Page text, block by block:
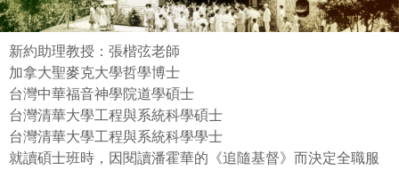
新約助理教授：張楷弦老師
加拿大聖麥克大學哲學博士
台灣中華福音神學院道學碩士
台灣清華大學工程與系統科學碩士
台灣清華大學工程與系統科學學士
就讀碩士班時，因閱讀潘霍華的《追隨基督》而決定全職服